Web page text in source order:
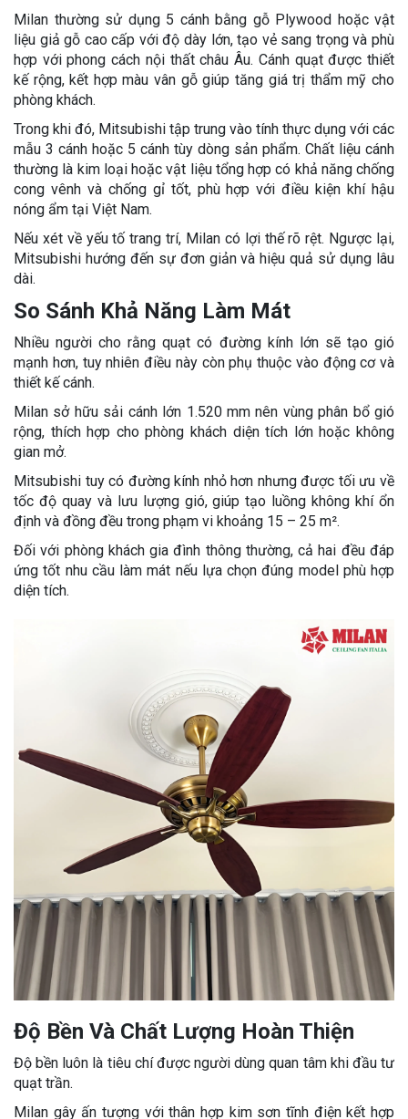
Milan thường sử dụng 5 cánh bằng gỗ Plywood hoặc vật
liệu giả gỗ cao cấp với độ dày lớn, tạo vẻ sang trọng và phù
hợp với phong cách nội thất châu Âu. Cánh quạt được thiết
kế rộng, kết hợp màu vân gỗ giúp tăng giá trị thẩm mỹ cho
phòng khách.
Trong khi đó, Mitsubishi tập trung vào tính thực dụng với các
mẫu 3 cánh hoặc 5 cánh tùy dòng sản phẩm. Chất liệu cánh
thường là kim loại hoặc vật liệu tổng hợp có khả năng chống
cong vênh và chống gỉ tốt, phù hợp với điều kiện khí hậu
nóng ẩm tại Việt Nam.
Nếu xét về yếu tố trang trí, Milan có lợi thế rõ rệt. Ngược lại,
Mitsubishi hướng đến sự đơn giản và hiệu quả sử dụng lâu
dài.
So Sánh Khả Năng Làm Mát
Nhiều người cho rằng quạt có đường kính lớn sẽ tạo gió
mạnh hơn, tuy nhiên điều này còn phụ thuộc vào động cơ và
thiết kế cánh.
Milan sở hữu sải cánh lớn 1.520 mm nên vùng phân bổ gió
rộng, thích hợp cho phòng khách diện tích lớn hoặc không
gian mở.
Mitsubishi tuy có đường kính nhỏ hơn nhưng được tối ưu về
tốc độ quay và lưu lượng gió, giúp tạo luồng không khí ổn
định và đồng đều trong phạm vi khoảng 15 – 25 m².
Đối với phòng khách gia đình thông thường, cả hai đều đáp
ứng tốt nhu cầu làm mát nếu lựa chọn đúng model phù hợp
diện tích.
Độ Bền Và Chất Lượng Hoàn Thiện
Độ bền luôn là tiêu chí được người dùng quan tâm khi đầu tư
quạt trần.
Milan gây ấn tượng với thân hợp kim sơn tĩnh điện kết hợp